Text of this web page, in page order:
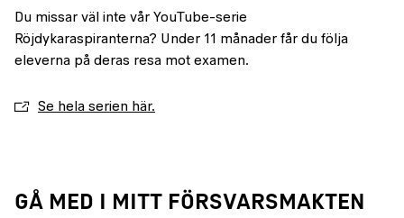
Du missar väl inte vår YouTube-serie
Röjdykaraspiranterna? Under 11 månader får du följa
eleverna på deras resa mot examen.
Se hela serien här.
GÅ MED I MITT FÖRSVARSMAKTEN